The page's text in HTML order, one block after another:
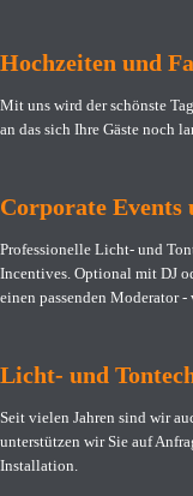
Hochzeiten und
Mit uns wird der schönste
an das sich Ihre Gäste noch
Corporate Events
Professionelle Licht- und
Incentives. Optional mit DJ
einen passenden Moderator
Licht- und
Seit vielen Jahren sind wir
unterstützen wir Sie auf
Installation.